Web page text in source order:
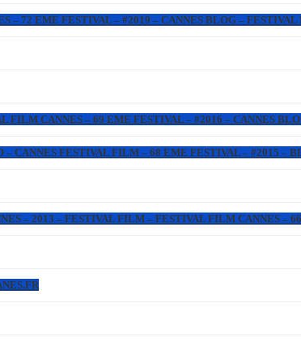
– 72 EME FESTIVAL – #2019 – CANNES BLOG – FESTIVAL
FILM CANNES – 69 EME FESTIVAL – #2016 – CANNES
CANNES FESTIVAL FILM – 68 EME FESTIVAL – #2015 –
– 2013 – FESTIVAL FILM – FESTIVAL FILM CANNES –